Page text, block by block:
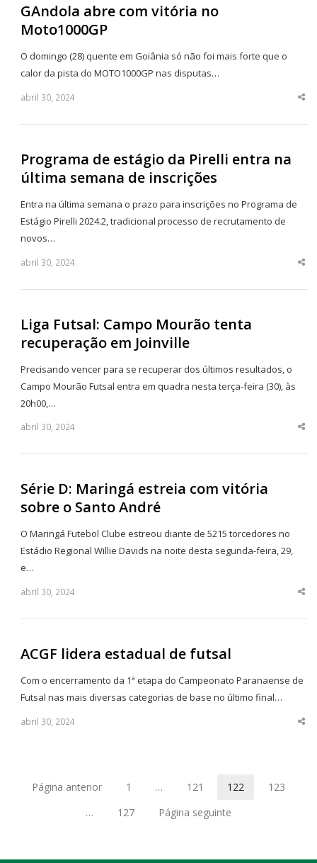
GAndola abre com vitória no
Moto1000GP
O domingo (28) quente em Goiânia só não foi mais forte que o
calor da pista do MOTO1000GP nas disputas…
abril 30, 2024
Programa de estágio da Pirelli entra na
última semana de inscrições
Entra na última semana o prazo para inscrições no Programa de
Estágio Pirelli 2024.2, tradicional processo de recrutamento de
novos…
abril 30, 2024
Liga Futsal: Campo Mourão tenta
recuperação em Joinville
Precisando vencer para se recuperar dos últimos resultados, o
Campo Mourão Futsal entra em quadra nesta terça-feira (30), às
20h00,…
abril 30, 2024
Série D: Maringá estreia com vitória
sobre o Santo André
O Maringá Futebol Clube estreou diante de 5215 torcedores no
Estádio Regional Willie Davids na noite desta segunda-feira, 29,
e…
abril 30, 2024
ACGF lidera estadual de futsal
Com o encerramento da 1ª etapa do Campeonato Paranaense de
Futsal nas mais diversas categorias de base no último final…
abril 30, 2024
Página anterior Página
1 … Página
121 Página
122 Página
123
…
Página
127 Página seguinte